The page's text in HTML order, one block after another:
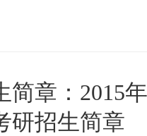
简章：2015
研招生简章